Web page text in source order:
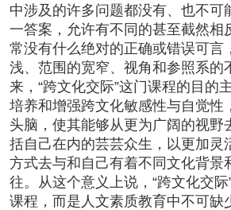
中涉及的许多问题都没有、也不可
一答案，允许有不同的甚至截然相
常没有什么绝对的正确或错误可言
浅、范围的宽窄、视角和参照系的
来，“跨文化交际”这门课程的目的
培养和增强跨文化敏感性与自觉性
头脑，使其能够从更为广阔的视野
括自己在内的芸芸众生，以更加灵
方式去与和自己有着不同文化背景
往。从这个意义上说，“跨文化交
课程，而是人文素质教育中不可缺